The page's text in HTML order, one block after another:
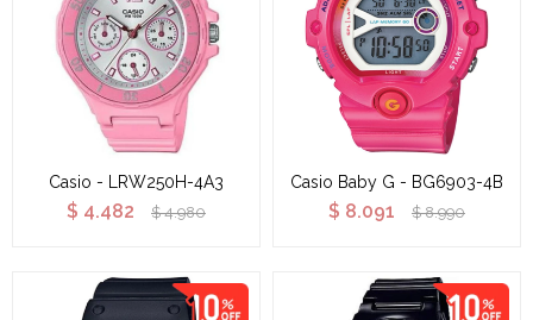
Casio - LRW250H-4A3
$ 4.482 $ 4.980
Casio Baby G - BG6903-4B
$ 8.091 $ 8.990